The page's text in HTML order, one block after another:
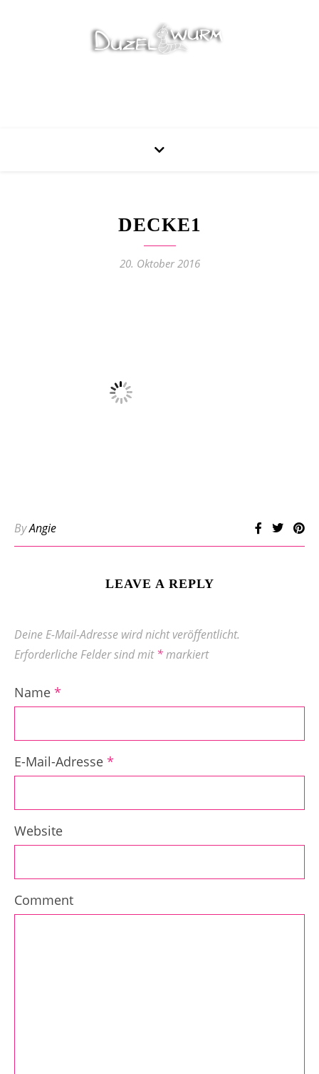
DECKE1
20. Oktober 2016
ByAngie
LEAVE A REPLY
Deine E-Mail-Adresse wird nicht veröffentlicht.
Erforderliche Felder sind mit*markiert
Name *
E-Mail-Adresse *
Website
Comment